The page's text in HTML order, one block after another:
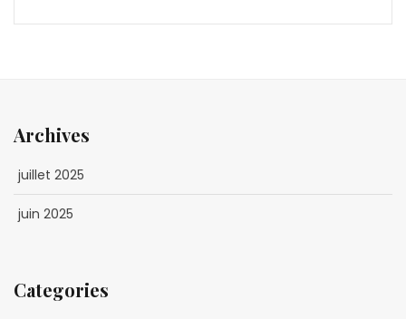
Archives
juillet 2025
juin 2025
Categories